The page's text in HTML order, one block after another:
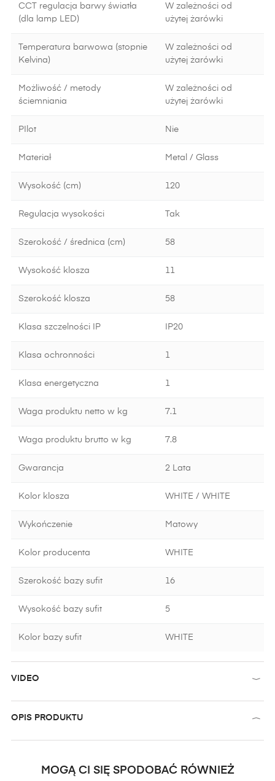
CCT regulacja barwy światła
(dla lamp LED)
W zależności od
użytej żarówki
Temperatura barwowa (stopnie
Kelvina)
W zależności od
użytej żarówki
Możliwość / metody
ściemniania
W zależności od
użytej żarówki
PIlot Nie
Materiał Metal / Glass
Wysokość (cm) 120
Regulacja wysokości Tak
Szerokość / średnica (cm) 58
Wysokość klosza 11
Szerokość klosza 58
Klasa szczelności IP IP20
Klasa ochronności 1
Klasa energetyczna 1
Waga produktu netto w kg 7.1
Waga produktu brutto w kg 7.8
Gwarancja 2 Lata
Kolor klosza WHITE / WHITE
Wykończenie Matowy
Kolor producenta WHITE
Szerokość bazy sufit 16
Wysokość bazy sufit 5
Kolor bazy sufit WHITE
VIDEO
OPIS PRODUKTU
MOGĄ CI SIĘ SPODOBAĆ RÓWNIEŻ